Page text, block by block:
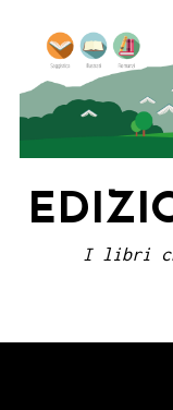
content
I libri